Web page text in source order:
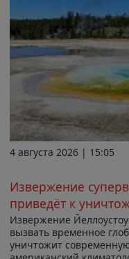
4 августа 2026 | 15:05
Извержение
приведёт к
Извержение
вызвать временное
уничтожит